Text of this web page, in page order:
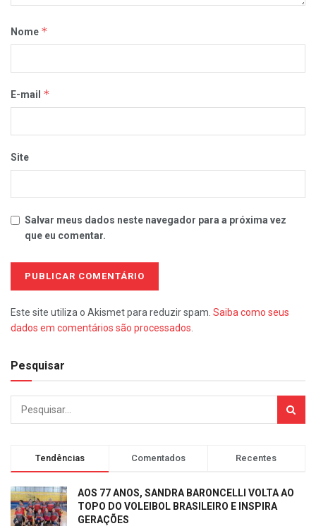
Nome *
E-mail *
Site
Salvar meus dados neste navegador para a próxima vez
que eu comentar.
Este site utiliza o Akismet para reduzir spam. Saiba como seus
dados em comentários são processados
Pesquisar
Tendências Comentados Recentes
AOS 77 ANOS, SANDRA BARONCELLI VOLTA AO
TOPO DO VOLEIBOL BRASILEIRO E INSPIRA
GERAÇÕES